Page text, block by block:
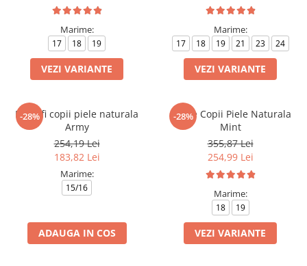
Marime:
17 18 19
VEZI VARIANTE
Marime:
17 18 19 21 23 24
VEZI VARIANTE
-28%
Pantofi copii piele naturala
Army
254,19 Lei
183,82 Lei
Marime:
15/16
ADAUGA IN COS
-28%
Cizme Copii Piele Naturala
Mint
355,87 Lei
254,99 Lei
Marime:
18 19
VEZI VARIANTE